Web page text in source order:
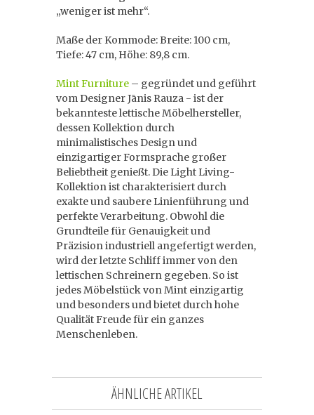
„weniger ist mehr“.
Maße der Kommode: Breite: 100 cm,
Tiefe: 47 cm, Höhe: 89,8 cm.
Mint Furniture – gegründet und geführt
vom Designer Jānis Rauza - ist der
bekannteste lettische Möbelhersteller,
dessen Kollektion durch
minimalistisches Design und
einzigartiger Formsprache großer
Beliebtheit genießt. Die Light Living-
Kollektion ist charakterisiert durch
exakte und saubere Linienführung und
perfekte Verarbeitung. Obwohl die
Grundteile für Genauigkeit und
Präzision industriell angefertigt werden,
wird der letzte Schliff immer von den
lettischen Schreinern gegeben. So ist
jedes Möbelstück von Mint einzigartig
und besonders und bietet durch hohe
Qualität Freude für ein ganzes
Menschenleben.
ÄHNLICHE ARTIKEL